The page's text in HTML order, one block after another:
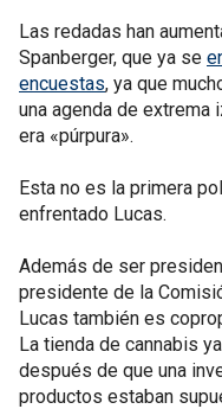
Las redadas han
Spanberger, que ya se
encuestas, ya que
una agenda de extrema
era «púrpura».
Esta no es la primera
enfrentado Lucas.
Además de ser
presidente de la
Lucas también es
La tienda de cannabis
después de que una
productos estaban